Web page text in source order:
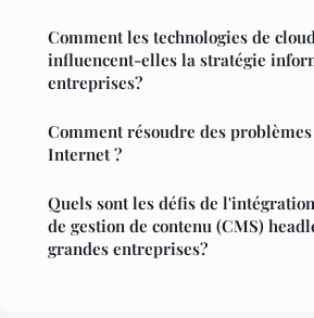
Comment les technologies de
influencent-elles la stratégie
entreprises?
Comment résoudre des
Internet ?
Quels sont les défis de
de gestion de contenu (CMS)
grandes entreprises?